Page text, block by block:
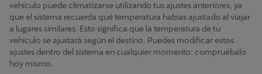
vehículo puede climatizarse utilizando tus ajustes anteriores, ya
que el sistema recuerda qué temperatura habías ajustado al viajar
a lugares similares. Esto significa que la temperatura de tu
vehículo se ajustará según el destino. Puedes modificar estos
ajustes dentro del sistema en cualquier momento: compruébalo
hoy mismo.